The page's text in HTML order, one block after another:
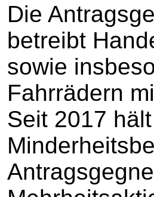
Die
betreibt
sowie
Fahrrädern
Seit 2017